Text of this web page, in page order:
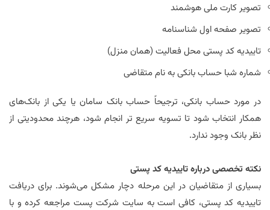
تصویر کارت ملی هوشمند
تصویر صفحه اول شناسنامه
تاییدیه کد پستی محل فعالیت (همان منزل)
شماره شبا حساب بانکی به نام متقاضی
در مورد حساب بانکی، ترجیحاً حساب بانک سامان یا یکی از بانک‌های
همکار انتخاب شود تا تسویه سریع تر انجام شود، هرچند محدودیتی از
نظر بانک وجود ندارد.
نکته تخصصی درباره تاییدیه کد پستی
بسیاری از متقاضیان در این مرحله دچار مشکل می‌شوند. برای دریافت
تاییدیه کد پستی، کافی است به سایت شرکت پست مراجعه کرده و با